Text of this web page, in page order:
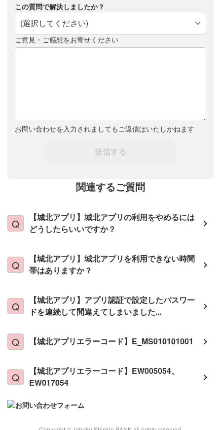
この質問で解決しましたか？
(選択してください)
ご意見・ご感想をお寄せください
お問い合わせを入力されましてもご返信はいたしかねます
送信する
関連するご質問
【城北アプリ】城北アプリの利用をやめるには
どうしたらいいですか？
【城北アプリ】城北アプリを利用できない時間
帯はありますか？
【城北アプリ】アプリ認証で設定したパスワー
ドを連続して間違えてしまいました...
【城北アプリエラーコード】E_MS010101001
【城北アプリエラーコード】EW005054、
EW017054